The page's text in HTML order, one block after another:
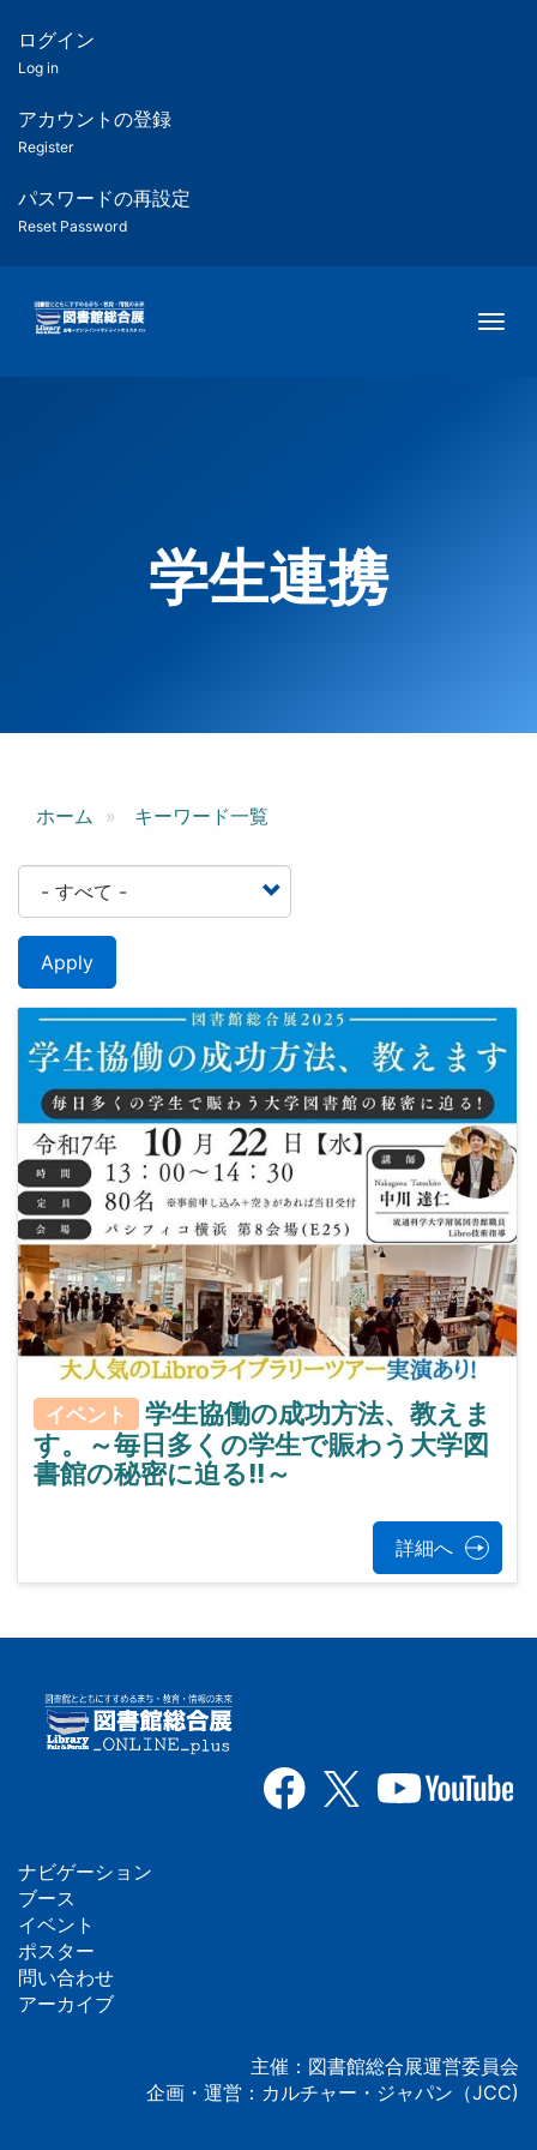
ツ
匿
名
ユ
ー
ー
用
メ
ログイン
Log in
アカウントの登録
Register
パスワードの再設定
Reset Password
学生連携
ホーム キーワード一覧
Apply
イベント
学生協働の成功方法、教えま
す。～毎日多くの学生で賑わう大学図
書館の秘密に迫る!!～
詳細へ
フ
ッ
タ
ナビゲーション
ブース
イベント
ポスター
問い合わせ
アーカイブ
主催：図書館総合展運営委員会
企画・運営：カルチャー・ジャパン（JCC)